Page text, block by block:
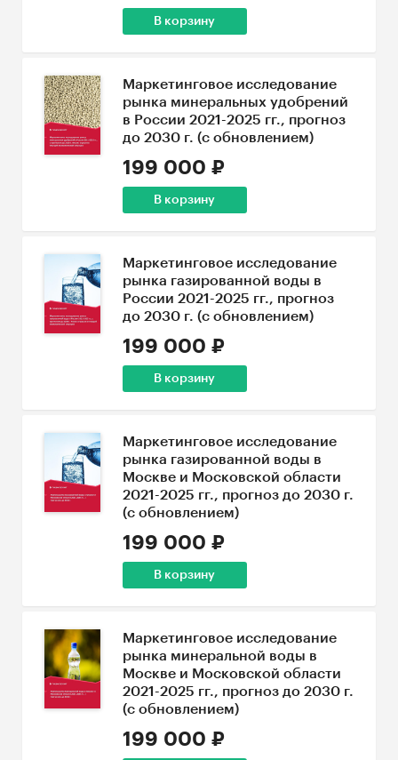
В корзину
Маркетинговое исследование
рынка минеральных удобрений
в России 2021-2025 гг., прогноз
до 2030 г. (с обновлением)
199 000 ₽
В корзину
Маркетинговое исследование
рынка газированной воды в
России 2021-2025 гг., прогноз
до 2030 г. (с обновлением)
199 000 ₽
В корзину
Маркетинговое исследование
рынка газированной воды в
Москве и Московской области
2021-2025 гг., прогноз до 2030 г.
(с обновлением)
199 000 ₽
В корзину
Маркетинговое исследование
рынка минеральной воды в
Москве и Московской области
2021-2025 гг., прогноз до 2030 г.
(с обновлением)
199 000 ₽